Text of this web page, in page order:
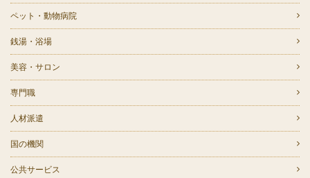
ペット・動物病院
銭湯・浴場
美容・サロン
専門職
人材派遣
国の機関
公共サービス